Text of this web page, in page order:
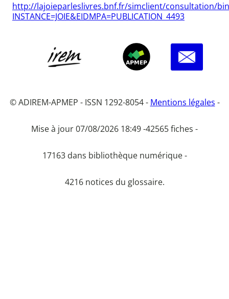
http://lajoieparleslivres.bnf.fr/simclient/consultation/
INSTANCE=JOIE&EIDMPA=PUBLICATION_4493
© ADIREM-APMEP - ISSN 1292-8054 - Mentions légales -
Mise à jour 07/08/2026 18:49 -42565 fiches -
17163 dans bibliothèque numérique -
4216 notices du glossaire.